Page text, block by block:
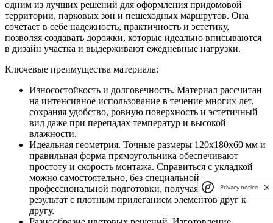
одним из лучших решений для оформления придомовой
территории, парковых зон и пешеходных маршрутов. Она
сочетает в себе надежность, практичность и эстетику,
позволяя создавать дорожки, которые идеально вписываются
в дизайн участка и выдерживают ежедневные нагрузки.
Ключевые преимущества материала:
Износостойкость и долговечность. Материал рассчитан
на интенсивное использование в течение многих лет,
сохраняя удобство, ровную поверхность и эстетичный
вид даже при перепадах температур и высокой
влажности.
Идеальная геометрия. Точные размеры 120х180х60 мм и
правильная форма прямоугольника обеспечивают
простоту и скорость монтажа. Справиться с укладкой
можно самостоятельно, без специальной
профессиональной подготовки, получая качественный
результат с плотным прилеганием элементов друг к
другу.
Privacy notice